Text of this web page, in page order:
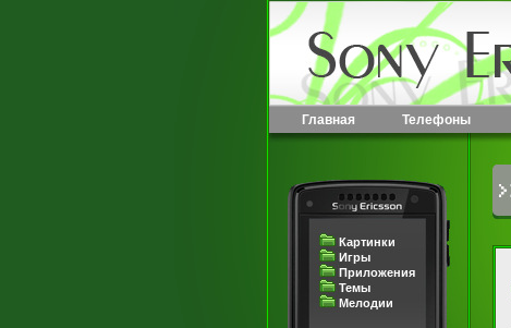
Главная Телефоны
Картинки
Игры
Приложения
Темы
Мелодии